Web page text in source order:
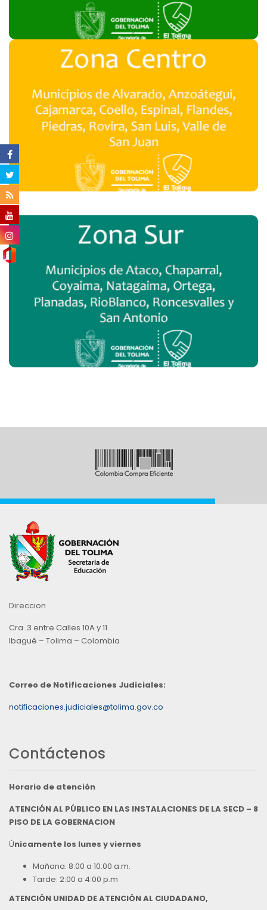
Zona Centro
Realizar Encuesta
Zona Sur
Realizar Encuesta
Direccion
Cra. 3 entre Calles 10A y 11
Ibagué – Tolima – Colombia
Correo de Notificaciones Judiciales:
notificaciones.judiciales@tolima.gov.co
Contáctenos
Horario de atención
ATENCIÓN AL PÚBLICO EN LAS INSTALACIONES DE LA SECD – 8
PISO DE LA GOBERNACION
Únicamente los lunes y viernes
Mañana: 8:00 a 10:00 a.m.
Tarde: 2:00 a 4:00 p.m
ATENCIÓN UNIDAD DE ATENCIÓN AL CIUDADANO,